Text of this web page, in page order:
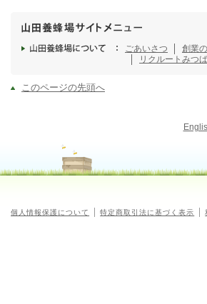
ごあいさつ 創業
リクルート みつ
このページの先頭へ
個人情報保護について 特定商取引法に基づく表示